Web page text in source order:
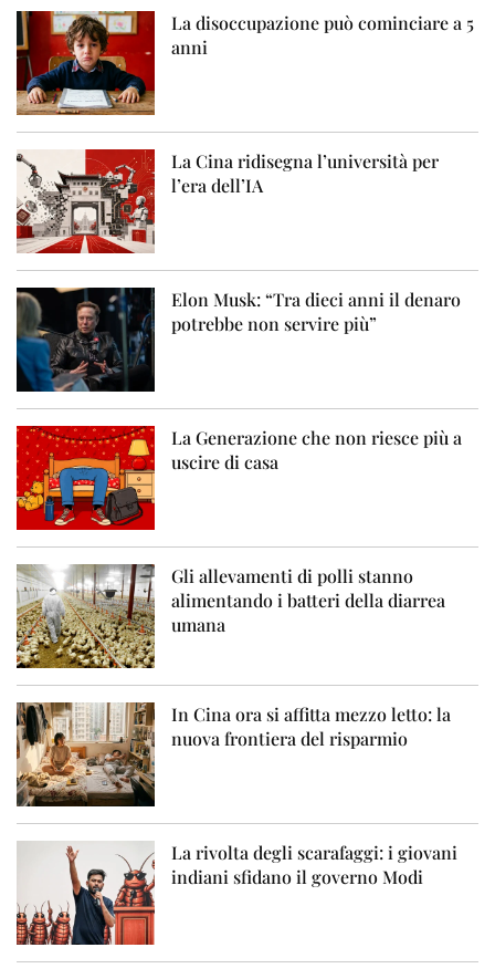
La disoccupazione può cominciare a 5
anni
La Cina ridisegna l’università per
l’era dell’IA
Elon Musk: “Tra dieci anni il denaro
potrebbe non servire più”
La Generazione che non riesce più a
uscire di casa
Gli allevamenti di polli stanno
alimentando i batteri della diarrea
umana
In Cina ora si affitta mezzo letto: la
nuova frontiera del risparmio
La rivolta degli scarafaggi: i giovani
indiani sfidano il governo Modi